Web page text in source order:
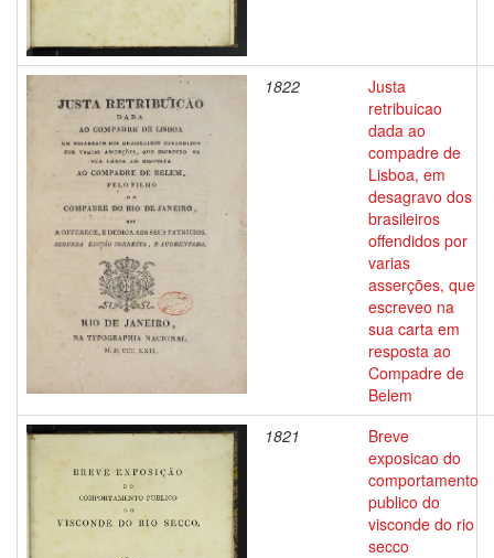
1822
Justa
retribuicao
dada ao
compadre de
Lisboa, em
desagravo dos
brasileiros
offendidos por
varias
asserções, que
escreveo na
sua carta em
resposta ao
Compadre de
Belem
1821
Breve
exposicao do
comportamento
publico do
visconde do rio
secco